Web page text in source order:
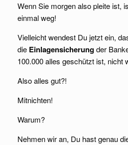
Wenn Sie morgen also pleite ist,
einmal weg!
Vielleicht wendest Du jetzt ein,
die Einlagensicherungder
100.000 alles geschützt ist, nicht
Also alles gut?!
Mitnichten!
Warum?
Nehmen wir an, Du hast genau